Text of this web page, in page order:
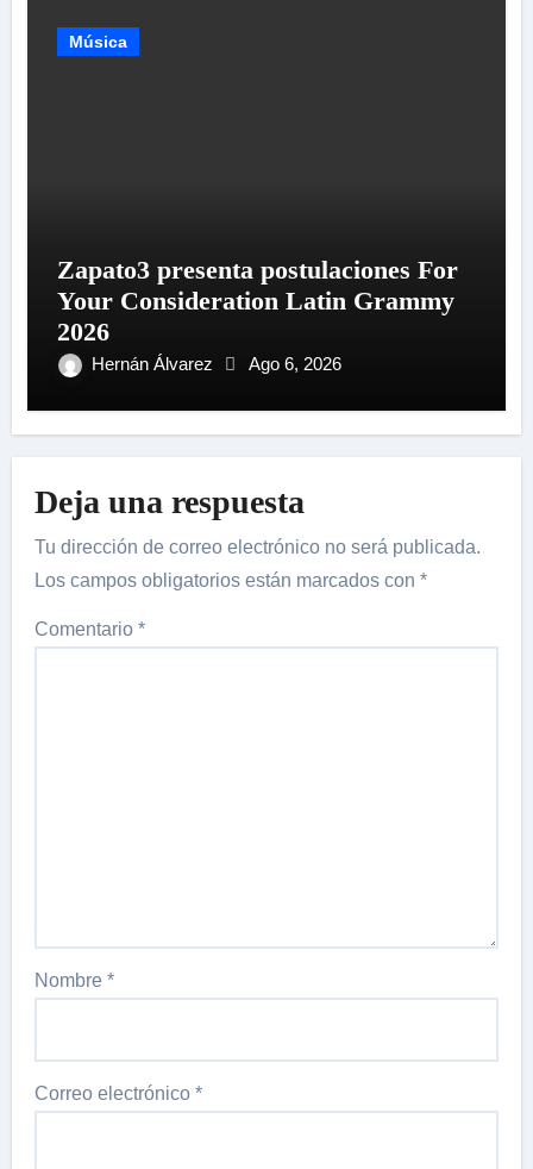
Música
Zapato3 presenta postulaciones For
Your Consideration Latin Grammy
2026
Hernán Álvarez Ago 6, 2026
Deja una respuesta
Tu dirección de correo electrónico no será publicada.
Los campos obligatorios están marcados con*
Comentario*
Nombre*
Correo electrónico*